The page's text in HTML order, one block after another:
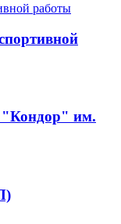
"Кондор" им.